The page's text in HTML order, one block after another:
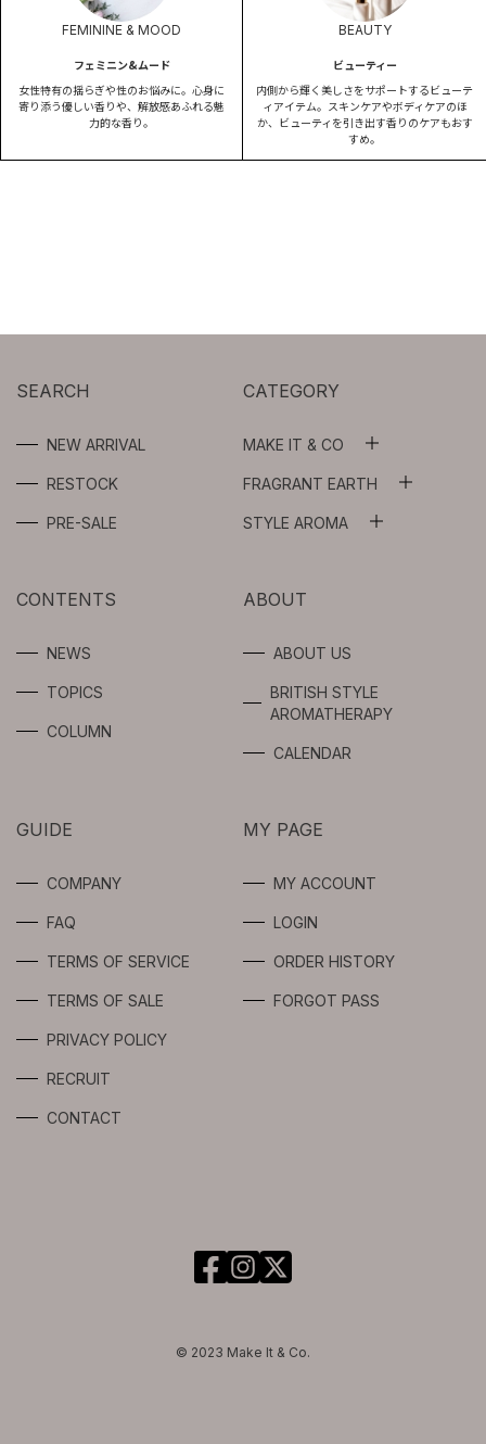
FEMININE & MOOD
フェミニン&ムード
女性特有の揺らぎや性のお悩みに。心身に
寄り添う優しい香りや、解放感あふれる魅
力的な香り。
BEAUTY
ビューティー
内側から輝く美しさをサポートするビューテ
ィアイテム。スキンケアやボディケアのほ
か、ビューティを引き出す香りのケアもおす
すめ。
SEARCH
NEW ARRIVAL
RESTOCK
PRE-SALE
CATEGORY
MAKE IT & CO
WASH OIL
SERUM
GEL / CREAM
SPOTS CARE
FRAGRANT EARTH
SYNERGIES
FOR
USERS
STYLE AROMA
AROMA SPRAY
AROMA OIL
FRAGRANCE
CONTENTS
NEWS
TOPICS
COLUMN
ABOUT
ABOUT US
BRITISH STYLE
AROMATHERAPY
CALENDAR
GUIDE
COMPANY
FAQ
TERMS OF SERVICE
TERMS OF SALE
PRIVACY POLICY
RECRUIT
CONTACT
MY PAGE
MY ACCOUNT
LOGIN
ORDER HISTORY
FORGOT PASS
© 2023 Make It & Co.